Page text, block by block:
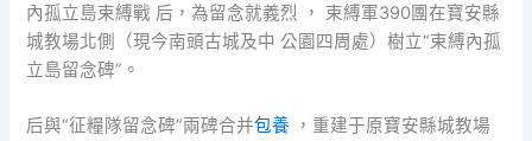
內孤立島束縛戰 后，為留念就義烈 ， 束縛軍390團在寶安縣
城教場北側（現今南頭古城及中 公園四周處）樹立“束縛內孤
立島留念碑”。
后與“征糧隊留念碑”兩碑合并包養 ，重建于原寶安縣城教場